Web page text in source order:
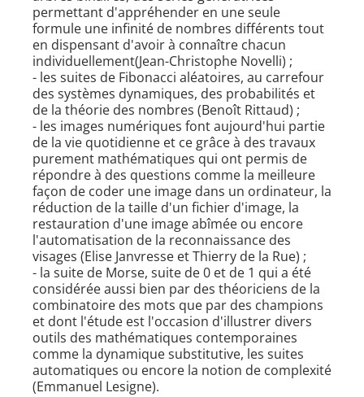
permettant d'appréhender en une seule
formule une infinité de nombres différents tout
en dispensant d'avoir à connaître chacun
individuellement(Jean-Christophe Novelli) ;
- les suites de Fibonacci aléatoires, au carrefour
des systèmes dynamiques, des probabilités et
de la théorie des nombres (Benoît Rittaud) ;
- les images numériques font aujourd'hui partie
de la vie quotidienne et ce grâce à des travaux
purement mathématiques qui ont permis de
répondre à des questions comme la meilleure
façon de coder une image dans un ordinateur, la
réduction de la taille d'un fichier d'image, la
restauration d'une image abîmée ou encore
l'automatisation de la reconnaissance des
visages (Elise Janvresse et Thierry de la Rue) ;
- la suite de Morse, suite de 0 et de 1 qui a été
considérée aussi bien par des théoriciens de la
combinatoire des mots que par des champions
et dont l'étude est l'occasion d'illustrer divers
outils des mathématiques contemporaines
comme la dynamique substitutive, les suites
automatiques ou encore la notion de complexité
(Emmanuel Lesigne).